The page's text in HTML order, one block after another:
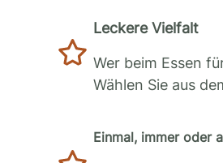
Leckere Vielfalt
Wer beim Essen
Wählen Sie aus
Einmal, immer oder